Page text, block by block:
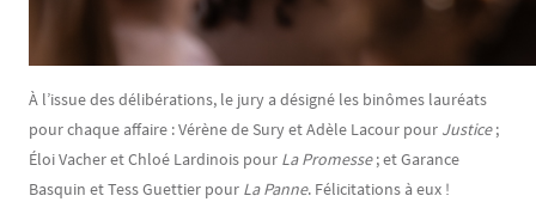
À l’issue des délibérations, le jury a désigné les binômes lauréats
pour chaque affaire : Vérène de Sury et Adèle Lacour pour Justice;
Éloi Vacher et Chloé Lardinois pour La Promesse; et Garance
Basquin et Tess Guettier pour La Panne. Félicitations à eux !